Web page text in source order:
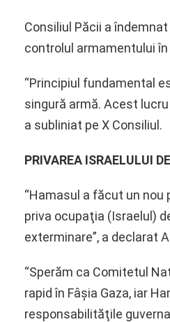
Consiliul Păcii a
controlul armamentului în
“Principiul fundamental
singură armă. Acest
a subliniat pe X Consiliul.
PRIVAREA ISRAELULUI
“Hamasul a făcut un nou
priva ocupaţia (Israelul)
exterminare”, a declarat
“Sperăm ca Comitetul
rapid în Fâşia Gaza, iar
responsabilităţile